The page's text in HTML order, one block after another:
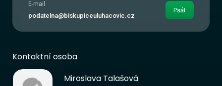
E-mail
podatelna@biskupiceuluhacovic.cz
Psát
Kontaktní osoba
Miroslava Talašová